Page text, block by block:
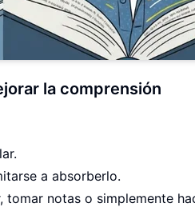
la comprensión
a absorberlo.
notas o simplemente